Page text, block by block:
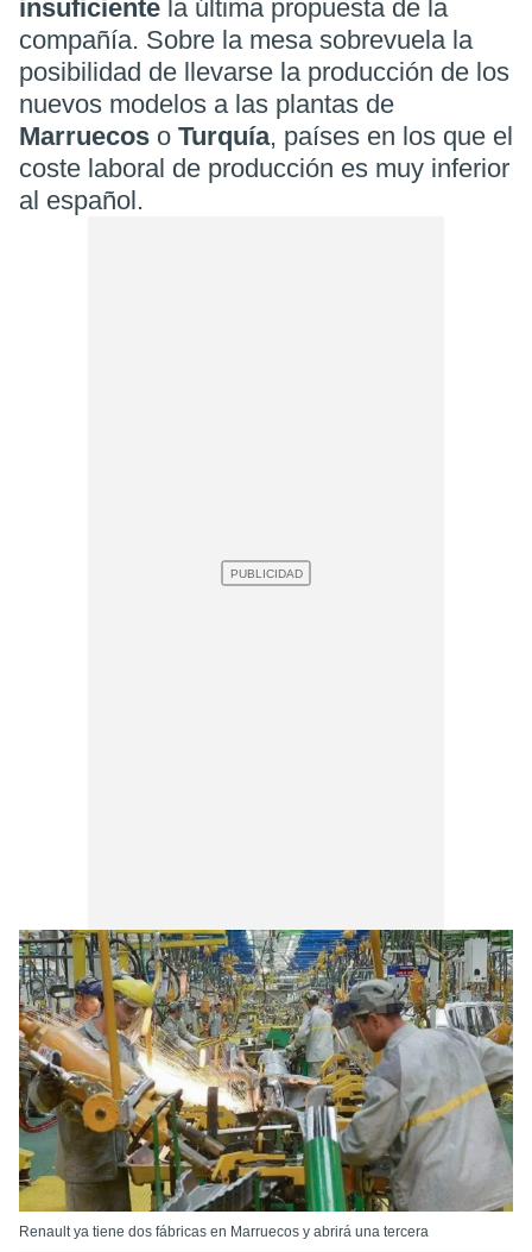
insuficiente la última propuesta de la
compañía. Sobre la mesa sobrevuela la
posibilidad de llevarse la producción de los
nuevos modelos a las plantas de
Marruecos o Turquía, países en los que el
coste laboral de producción es muy inferior
al español.
Renault ya tiene dos fábricas en Marruecos y abrirá una tercera